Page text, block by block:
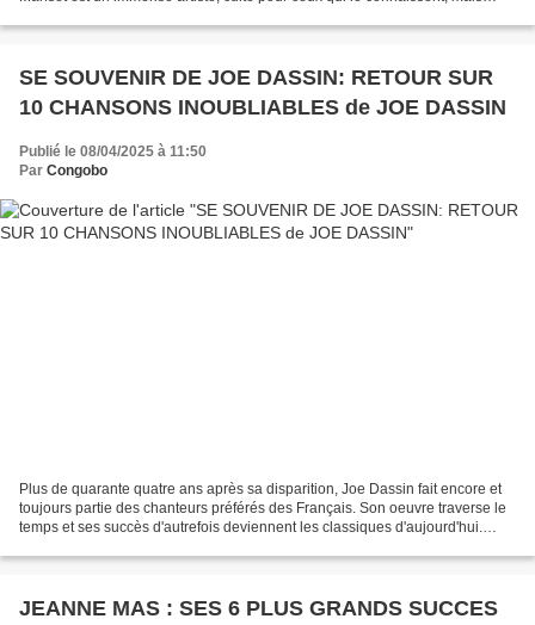
SE SOUVENIR DE JOE DASSIN: RETOUR SUR
10 CHANSONS INOUBLIABLES de JOE DASSIN
Publié le 08/04/2025 à 11:50
Par Congobo
Plus de quarante quatre ans après sa disparition, Joe Dassin fait encore et
toujours partie des chanteurs préférés des Français. Son oeuvre traverse le
temps et ses succès d'autrefois deviennent les classiques d'aujourd'hui.
JEANNE MAS : SES 6 PLUS GRANDS SUCCES